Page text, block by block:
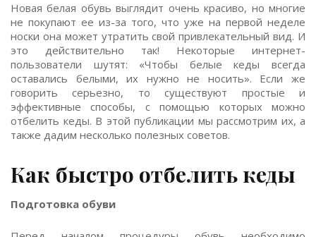
Новая белая обувь выглядит очень красиво, но многие
не покупают ее из-за того, что уже на первой неделе
носки она может утратить свой привлекательный вид. И
это действительно так! Некоторые интернет-
пользователи шутят: «Чтобы белые кеды всегда
оставались белыми, их нужно не носить». Если же
говорить серьезно, то существуют простые и
эффективные способы, с помощью которых можно
отбелить кеды. В этой публикации мы рассмотрим их, а
также дадим несколько полезных советов.
Как быстро отбелить кеды
Подготовка обуви